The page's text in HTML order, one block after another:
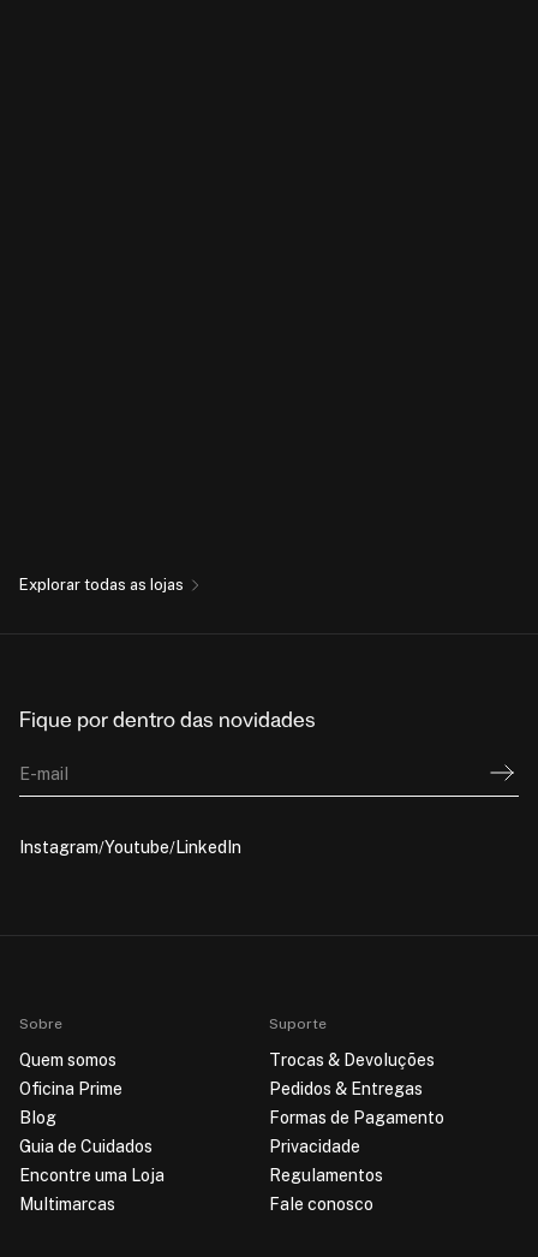
Explorar todas as lojas
Fique por dentro das novidades
E-mail
Instagram Youtube LinkedIn
Sobre
Quem somos
Oficina Prime
Blog
Guia de Cuidados
Encontre uma Loja
Multimarcas
Suporte
Trocas & Devoluções
Pedidos & Entregas
Formas de Pagamento
Privacidade
Regulamentos
Fale conosco